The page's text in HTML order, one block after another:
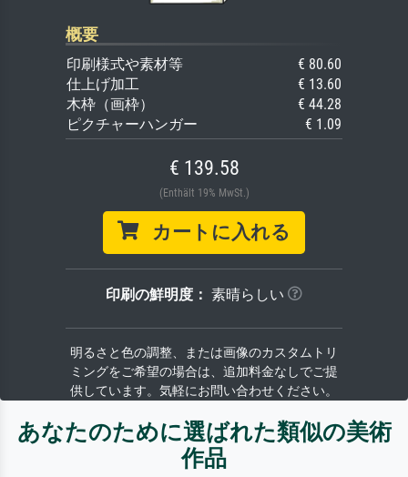
概要
印刷様式や素材等
€ 80.60
仕上げ加工
€ 13.60
木枠（画枠）
€ 44.28
ピクチャーハンガー
€ 1.09
€ 139.58
(Enthält 19% MwSt.)
カートに入れる
印刷の鮮明度： 素晴らしい
明るさと色の調整、または画像のカスタムトリ
ミングをご希望の場合は、追加料金なしでご提
供しています。気軽にお問い合わせください。
あなたのために選ばれた類似の美術
作品